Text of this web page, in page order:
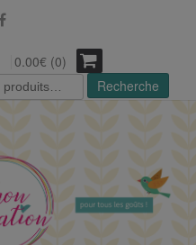
0.00€ (0)
Recherche